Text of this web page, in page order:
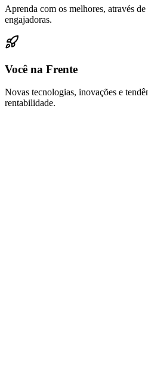
Aprenda com os melhores, através de
engajadoras.
Você na Frente
Novas tecnologias, inovações e
rentabilidade.